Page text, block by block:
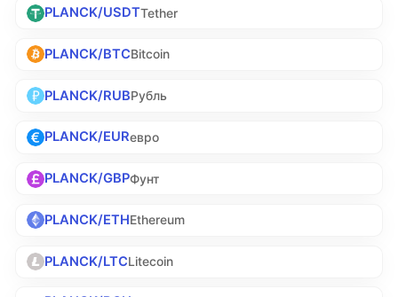
PLANCK/USDTTether
PLANCK/BTCBitcoin
PLANCK/RUBРубль
PLANCK/EURевро
PLANCK/GBPФунт
PLANCK/ETHEthereum
PLANCK/LTCLitecoin